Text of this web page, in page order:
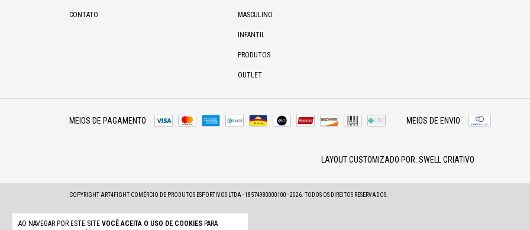
AO NAVEGAR POR ESTE SITE VOCÊ ACEITA O USO DE COOKIES PARA
CONTATO MASCULINO
INFANTIL
PRODUTOS
OUTLET
MEIOS DE PAGAMENTO MEIOS DE ENVIO
LAYOUT CUSTOMIZADO POR: SWELL CRIATIVO
COPYRIGHT ART4FIGHT COMÉRCIO DE PRODUTOS ESPORTIVOS LTDA - 18574980000100 - 2026. TODOS OS DIREITOS RESERVADOS.